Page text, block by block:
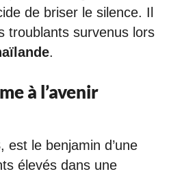
de briser le silence. Il
troublants survenus lors
.
à l’avenir
, est le benjamin d’une
élevés dans une